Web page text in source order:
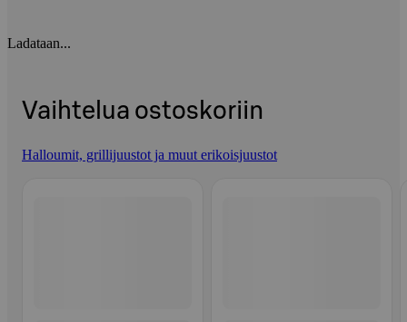
Ladataan...
Vaihtelua ostoskoriin
Halloumit, grillijuustot ja muut erikoisjuustot